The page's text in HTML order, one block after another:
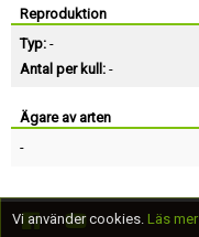
Reproduktion
Typ: -
Antal per kull: -
Ägare av arten
-
Vi använder cookies. Läs mer